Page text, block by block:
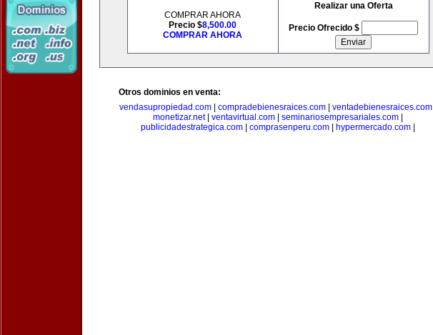
COMPRAR AHORA
Precio $8,500.00
COMPRAR AHORA
Realizar una Oferta
Precio Ofrecido $
Otros dominios en venta:
vendasupropiedad.com
compradebienesraices.com ventadebienesraices.com
monetizar.net| ventavirtual.com seminariosempresariales.com
publicidadestrategica.com
comprasenperu.com hypermercado.com